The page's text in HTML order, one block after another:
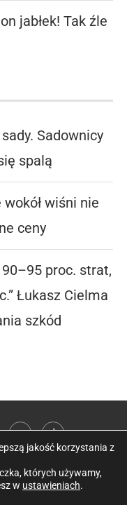
jabłek! Tak źle
Sadownicy
spalą
wiśni nie
ceny
90–95 proc. strat,
Łukasz Cielma
szkód
jakość korzystania z
których używamy,
w ustawieniach.